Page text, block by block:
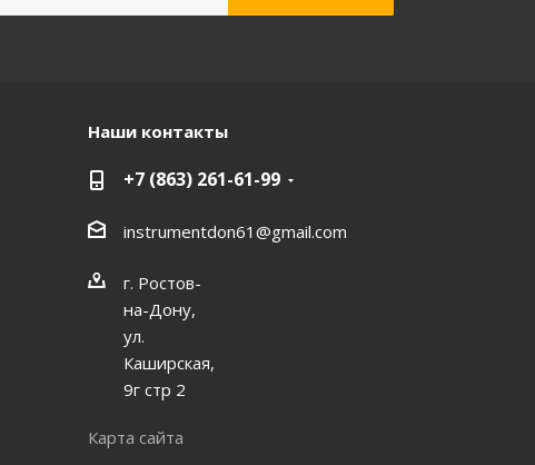
Наши контакты
+7 (863) 261-61-99
instrumentdon61@gmail.com
г. Ростов-
на-Дону,
ул.
Каширская,
9г стр 2
Карта сайта